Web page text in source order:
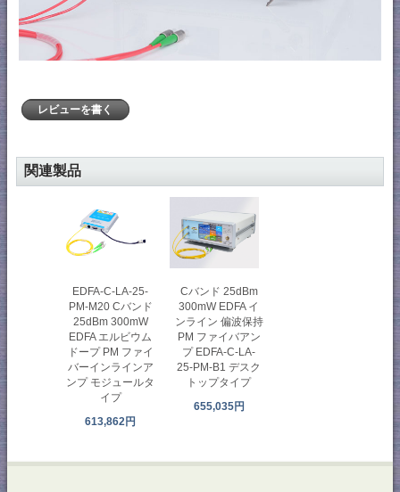
レビューを書く
関連製品
EDFA-C-LA-25-
PM-M20 Cバンド
25dBm 300mW
EDFA エルビウム
ドープ PM ファイ
バーインラインア
ンプ モジュールタ
イプ
613,862円
Cバンド 25dBm
300mW EDFA イ
ンライン 偏波保持
PM ファイバアン
プ EDFA-C-LA-
25-PM-B1 デスク
トップタイプ
655,035円